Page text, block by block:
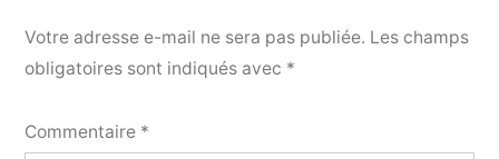
Votre adresse e-mail ne sera pas publiée. Les champs
obligatoires sont indiqués avec *
Commentaire *